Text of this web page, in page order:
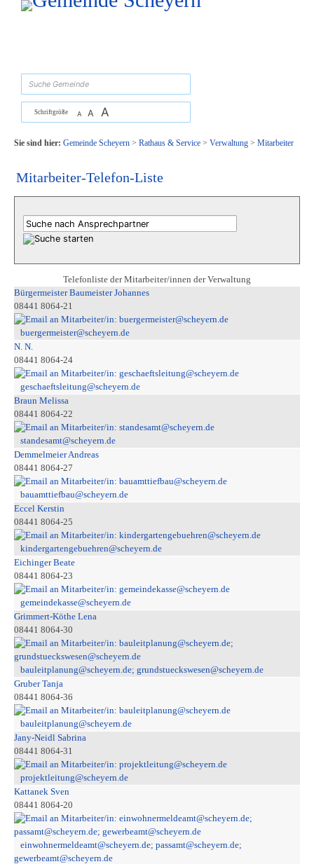
Zum Inhalt, zur Navigationoder zur Startseite springen.
Schriftgröße A A A
Sie sind hier: Gemeinde Scheyern> Rathaus & Service> Verwaltung> Mitarbeiter
Mitarbeiter-Telefon-Liste
Telefonliste der Mitarbeiter/innen der Verwaltung
Bürgermeister Baumeister Johannes
08441 8064-21
buergermeister@scheyern.de
N. N.
08441 8064-24
geschaeftsleitung@scheyern.de
Braun Melissa
08441 8064-22
standesamt@scheyern.de
Demmelmeier Andreas
08441 8064-27
bauamttiefbau@scheyern.de
Eccel Kerstin
08441 8064-25
kindergartengebuehren@scheyern.de
Eichinger Beate
08441 8064-23
gemeindekasse@scheyern.de
Grimmert-Köthe Lena
08441 8064-30
bauleitplanung@scheyern.de; grundstueckswesen@scheyern.de
Gruber Tanja
08441 8064-36
bauleitplanung@scheyern.de
Jany-Neidl Sabrina
08441 8064-31
projektleitung@scheyern.de
Kattanek Sven
08441 8064-20
einwohnermeldeamt@scheyern.de; passamt@scheyern.de;
gewerbeamt@scheyern.de